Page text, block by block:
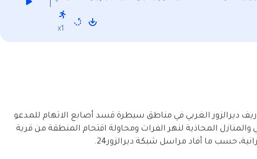
x1
ديرالزور الغربي في مناطق سيطرة قسد أصابع الاتهام للمدعو
المحاذية لنهر الفرات ومحاولة اقتحام المنطقة من قرية
حسب ما أفاد مراسل شبكة ديرالزور24.